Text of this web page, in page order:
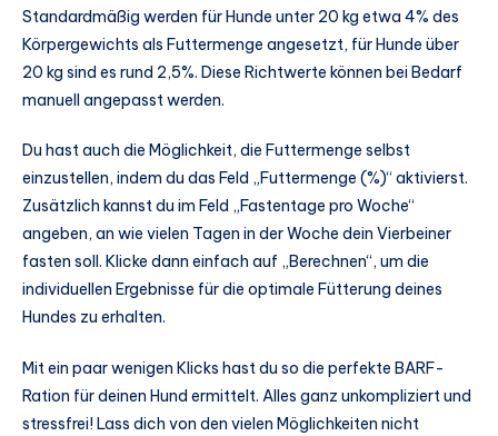
Standardmäßig werden für Hunde unter 20 kg etwa 4% des
Körpergewichts als Futtermenge angesetzt, für Hunde über
20 kg sind es rund 2,5%. Diese Richtwerte können bei Bedarf
manuell angepasst werden.
Du hast auch die Möglichkeit, die Futtermenge selbst
einzustellen, indem du das Feld „Futtermenge (%)“ aktivierst.
Zusätzlich kannst du im Feld „Fastentage pro Woche“
angeben, an wie vielen Tagen in der Woche dein Vierbeiner
fasten soll. Klicke dann einfach auf „Berechnen“, um die
individuellen Ergebnisse für die optimale Fütterung deines
Hundes zu erhalten.
Mit ein paar wenigen Klicks hast du so die perfekte BARF-
Ration für deinen Hund ermittelt. Alles ganz unkompliziert und
stressfrei! Lass dich von den vielen Möglichkeiten nicht